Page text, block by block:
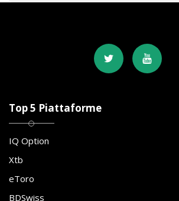
Top 5 Piattaforme
IQ Option
Xtb
eToro
BDSwiss